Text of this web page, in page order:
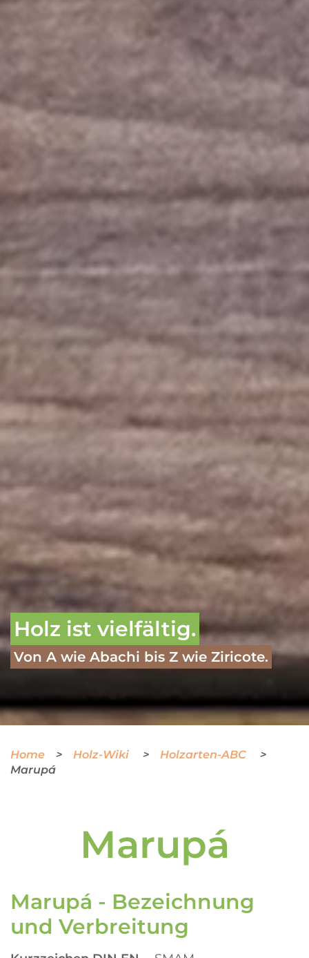
Holz ist vielfältig.
Von A wie Abachi bis Z wie Ziricote.
Home Holz-Wiki
Holzarten-ABC
Marupá
Marupá
Marupá - Bezeichnung
und Verbreitung